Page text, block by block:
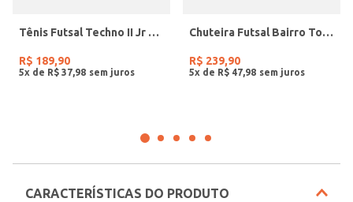
Tênis Futsal Techno II Jr Juvenil Para Menino - PRETO/CINZA/AZUL
R$ 189,90
5x de R$ 37 98
Chuteira Futsal Bairro Topper Masculina PRETO/BRANCO
R$ 239,90
5x de R$ 47 98
CARACTERÍSTICAS DO PRODUTO